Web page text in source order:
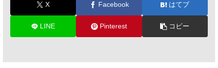
X Facebook はてブ
LINE Pinterest コピー